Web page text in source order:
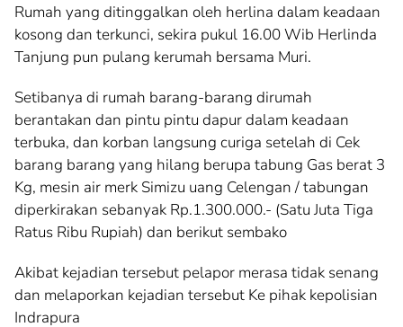
Rumah yang ditinggalkan oleh herlina dalam keadaan
kosong dan terkunci, sekira pukul 16.00 Wib Herlinda
Tanjung pun pulang kerumah bersama Muri.
Setibanya di rumah barang-barang dirumah
berantakan dan pintu pintu dapur dalam keadaan
terbuka, dan korban langsung curiga setelah di Cek
barang barang yang hilang berupa tabung Gas berat 3
Kg, mesin air merk Simizu uang Celengan / tabungan
diperkirakan sebanyak Rp.1.300.000.- (Satu Juta Tiga
Ratus Ribu Rupiah) dan berikut sembako
Akibat kejadian tersebut pelapor merasa tidak senang
dan melaporkan kejadian tersebut Ke pihak kepolisian
Indrapura